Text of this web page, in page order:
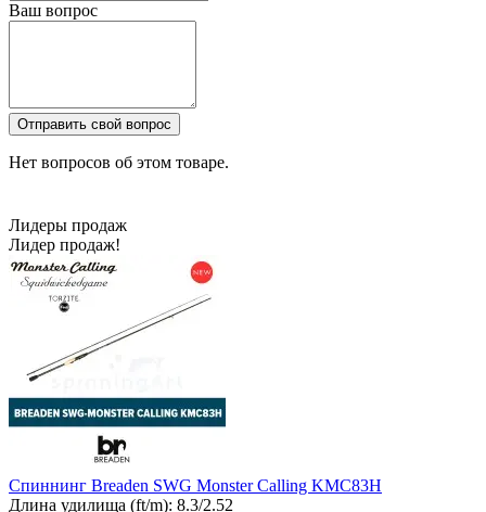
Ваш вопрос
Отправить свой вопрос
Нет вопросов об этом товаре.
Лидеры продаж
Лидер продаж!
Спиннинг Breaden SWG Monster Calling KMC83H
Длина удилища (ft/m): 8.3/2.52